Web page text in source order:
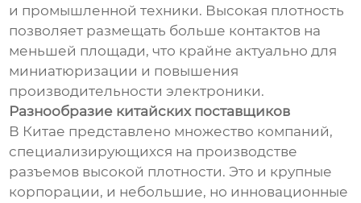
и промышленной техники. Высокая плотность
позволяет размещать больше контактов на
меньшей площади, что крайне актуально для
миниатюризации и повышения
производительности электроники.
Разнообразие китайских поставщиков
В Китае представлено множество компаний,
специализирующихся на производстве
разъемов высокой плотности. Это и крупные
корпорации, и небольшие, но инновационные